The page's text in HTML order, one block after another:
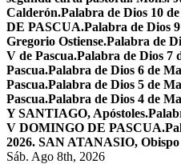
Calderón.Palabra de Dios 10
DE PASCUA.Palabra de Dios
Gregorio Ostiense.Palabra de
V de Pascua.Palabra de Dios 7
Pascua.Palabra de Dios 6 de
Pascua.Palabra de Dios 5 de
Pascua.Palabra de Dios 4 de
Y SANTIAGO, Apóstoles.
V DOMINGO DE PASCUA.
2026. SAN ATANASIO,
Sáb. Ago 8th, 2026